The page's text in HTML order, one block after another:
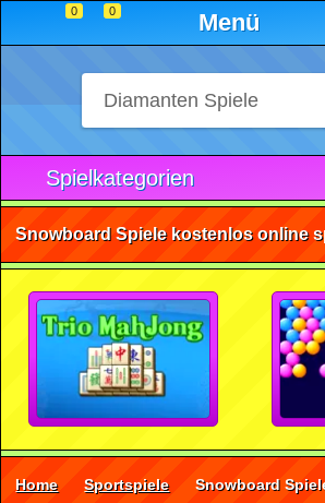
0 0 Menü
Spielkategorien
Home Sportspiele Snowboard